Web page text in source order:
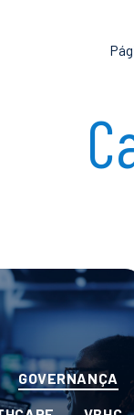
GOVERNANÇA